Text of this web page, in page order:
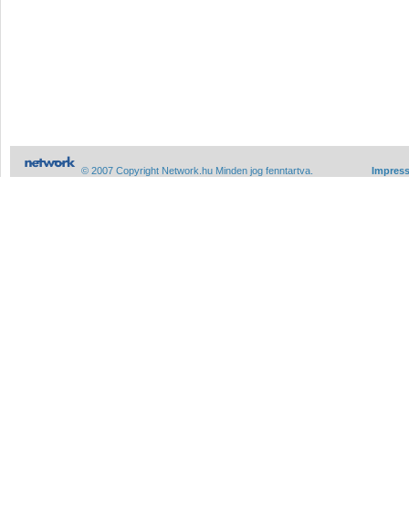
© 2007 Copyright Network.hu Minden jog fenntartva.